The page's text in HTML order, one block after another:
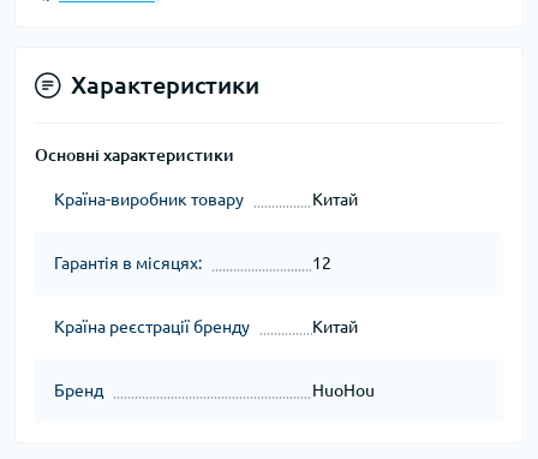
Характеристики
Основні характеристики
Країна-виробник товару Китай
Гарантія в місяцях: 12
Країна реєстрації бренду Китай
Бренд HuoHou